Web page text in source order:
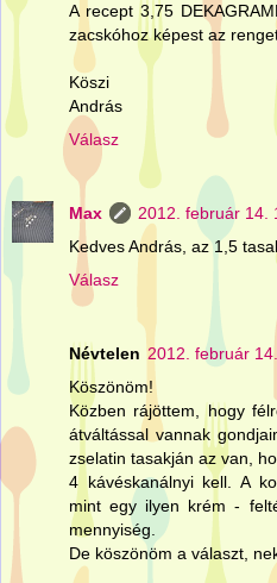
A recept 3,75
zacskóhoz képest az
Köszi
András
Válasz
Max
2012. február 14.
Kedves András, az 1,5
Válasz
Névtelen 2012. február
Köszönöm!
Közben rájöttem, hogy
átváltással vannak
zselatin tasakján az van,
4 kávéskanálnyi kell. A
mint egy ilyen krém -
mennyiség.
De köszönöm a választ,